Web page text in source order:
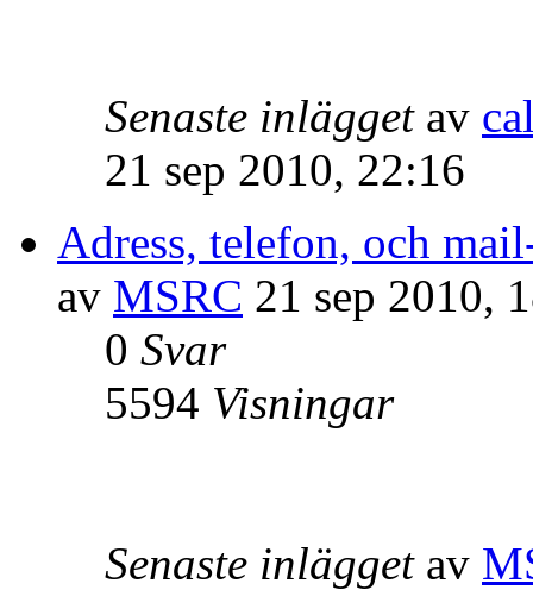
Senaste inlägget av
21 sep 2010, 22:16
Adress, telefon, och
av MSRC 21 sep 2010,
0 Svar
5594 Visningar
Senaste inlägget av